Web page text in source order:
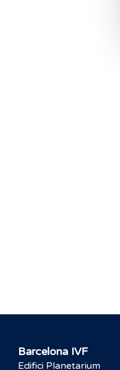
Barcelona IVF
Edifici Planetarium